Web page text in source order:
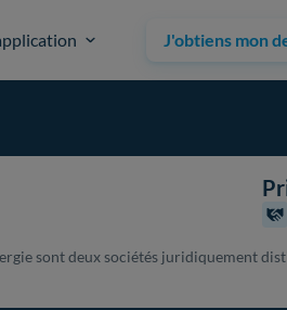
J'obtiens mon
sont deux sociétés juridiquement